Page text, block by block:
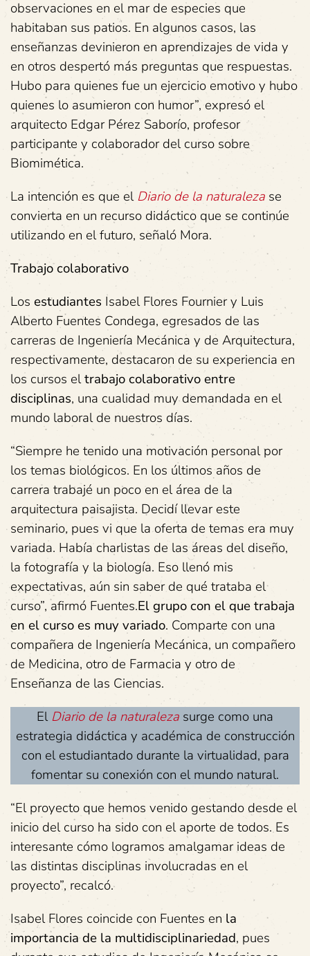
observaciones en el mar de especies que
habitaban sus patios. En algunos casos, las
enseñanzas devinieron en aprendizajes de vida y
en otros despertó más preguntas que respuestas.
Hubo para quienes fue un ejercicio emotivo y hubo
quienes lo asumieron con humor”, expresó el
arquitecto Edgar Pérez Saborío, profesor
participante y colaborador del curso sobre
Biomimética.
La intención es que elDiario de la naturaleza se
convierta en un recurso didáctico que se continúe
utilizando en el futuro, señaló Mora.
Trabajo colaborativo
Los estudiantes Isabel Flores Fournier y Luis
Alberto Fuentes Condega, egresados de las
carreras de Ingeniería Mecánica y de Arquitectura,
respectivamente, destacaron de su experiencia en
los cursos eltrabajo colaborativoentre
disciplinas, una cualidad muy demandada en el
mundo laboral de nuestros días.
“Siempre he tenido una motivación personal por
los temas biológicos. En los últimos años de
carrera trabajé un poco en el área de la
arquitectura paisajista. Decidí llevar este
seminario, pues vi que la oferta de temas era muy
variada. Había charlistas de las áreas del diseño,
la fotografía y la biología. Eso llenó mis
expectativas, aún sin saber de qué trataba el
curso”, afirmó Fuentes.El grupo con el que trabaja
en el curso es muy variado. Comparte con una
compañera de Ingeniería Mecánica, un compañero
de Medicina, otro de Farmacia y otro de
Enseñanza de las Ciencias.
ElDiario de la naturaleza surge como una
estrategia didáctica y académica de construcción
con el estudiantado durante la virtualidad, para
fomentar su conexión con el mundo natural.
“El proyecto que hemos venido gestando desde el
inicio del curso ha sido con el aporte de todos. Es
interesante cómo logramos amalgamar ideas de
las distintas disciplinas involucradas en el
proyecto”, recalcó.
Isabel Flores coincide con Fuentes enla
importancia de la multidisciplinariedad, pues